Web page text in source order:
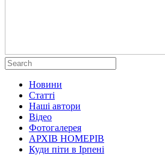
Новини
Статті
Наші автори
Відео
Фотогалерея
АРХІВ НОМЕРІВ
Куди піти в Ірпені